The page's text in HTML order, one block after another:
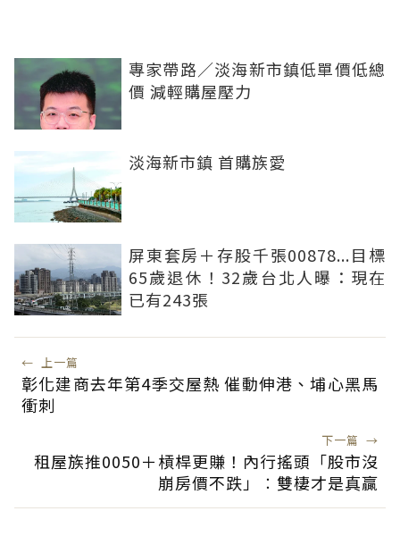
專家帶路／淡海新市鎮低單價低總
價 減輕購屋壓力
淡海新市鎮 首購族愛
屏東套房＋存股千張00878...目標
65歲退休！32歲台北人曝：現在
已有243張
← 上一篇
彰化建商去年第4季交屋熱 催動伸港、埔心黑馬
衝刺
下一篇 →
租屋族推0050＋槓桿更賺！內行搖頭「股市沒
崩房價不跌」︰雙棲才是真贏